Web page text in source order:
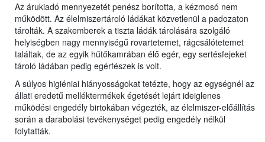
Az árukiadó mennyezetét penész borította, a kézmosó nem
működött. Az élelmiszertároló ládákat közvetlenül a padozaton
tárolták. A szakemberek a tiszta ládák tárolására szolgáló
helyiségben nagy mennyiségű rovartetemet, rágcsálótetemet
találtak, de az egyik hűtőkamrában élő egér, egy sertésfejeket
tároló ládában pedig egérfészek is volt.
A súlyos higiéniai hiányosságokat tetézte, hogy az egységnél az
állati eredetű melléktermékek égetését lejárt ideiglenes
működési engedély birtokában végezték, az élelmiszer-előállítás
során a darabolási tevékenységet pedig engedély nélkül
folytatták.